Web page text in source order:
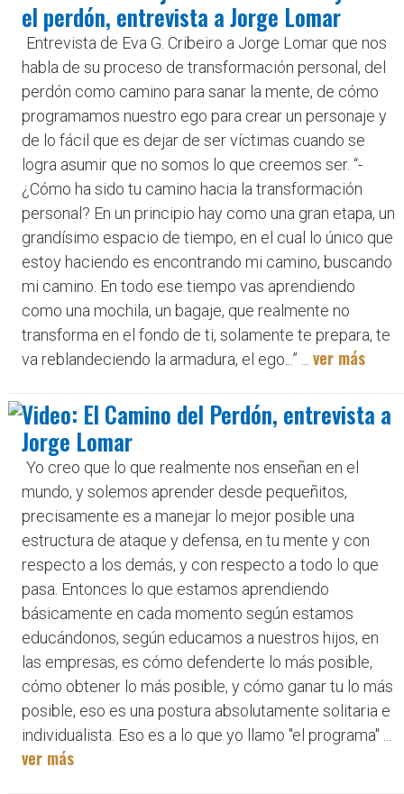
el perdón, entrevista a Jorge Lomar
Entrevista de Eva G. Cribeiro a Jorge Lomar que nos
habla de su proceso de transformación personal, del
perdón como camino para sanar la mente, de cómo
programamos nuestro ego para crear un personaje y
de lo fácil que es dejar de ser víctimas cuando se
logra asumir que no somos lo que creemos ser. “-
¿Cómo ha sido tu camino hacia la transformación
personal? En un principio hay como una gran etapa, un
grandísimo espacio de tiempo, en el cual lo único que
estoy haciendo es encontrando mi camino, buscando
mi camino. En todo ese tiempo vas aprendiendo
como una mochila, un bagaje, que realmente no
transforma en el fondo de ti, solamente te prepara, te
va reblandeciendo la armadura, el ego...” ... ver más
Video: El Camino del Perdón, entrevista a
Jorge Lomar
Yo creo que lo que realmente nos enseñan en el
mundo, y solemos aprender desde pequeñitos,
precisamente es a manejar lo mejor posible una
estructura de ataque y defensa, en tu mente y con
respecto a los demás, y con respecto a todo lo que
pasa. Entonces lo que estamos aprendiendo
básicamente en cada momento según estamos
educándonos, según educamos a nuestros hijos, en
las empresas, es cómo defenderte lo más posible,
cómo obtener lo más posible, y cómo ganar tu lo más
posible, eso es una postura absolutamente solitaria e
individualista. Eso es a lo que yo llamo "el programa" ...
ver más